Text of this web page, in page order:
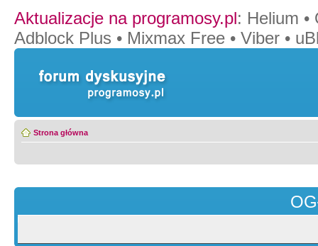
Aktualizacje na programosy.pl: Helium •
Adblock Plus • Mixmax Free • Viber •
Strona główna